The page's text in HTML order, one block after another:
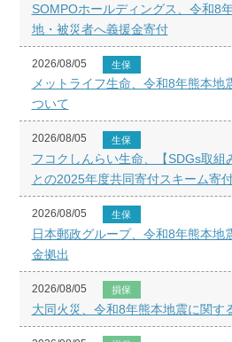
SOMPOホールディングス、令和8
地・被災者へ義援金寄付
2026/08/05 生保
メットライフ生命、令和8年熊本地
ついて
2026/08/05 生保
フコクしんらい生命、【SDGs取組
との2025年度共同寄付スキーム寄
2026/08/05 生保
日本郵政グループ、令和8年熊本地
金拠出
2026/08/05 損保
大同火災、令和8年熊本地震に関す